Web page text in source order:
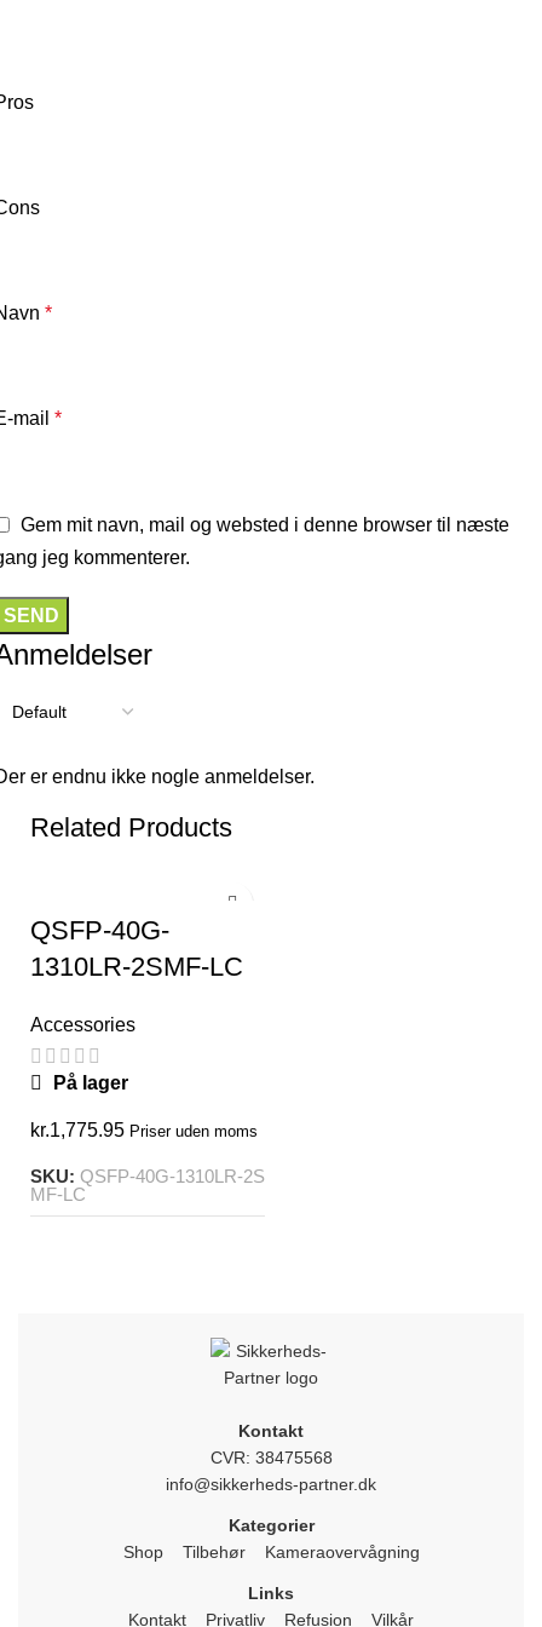
er endnu ikke nogle anmeldelser.
*
mail *
Gem mit navn, mail og websted i denne browser til næste
jeg kommenterer.
Related Products
QSFP-40G-
1310LR-2SMF-LC
Accessories
På lager
kr.1,775.95 Priser uden moms
SKU: QSFP-40G-1310LR-2S
MF-LC
Kontakt
CVR: 38475568
info@sikkerheds-partner.dk
Kategorier
Shop
Tilbehør Kameraovervågning
Links
Kontakt
Privatliv Refusion Vilkår